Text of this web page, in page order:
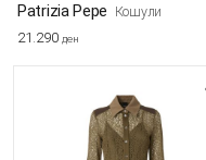
Patrizia Pepe Кошули
21.290 ден